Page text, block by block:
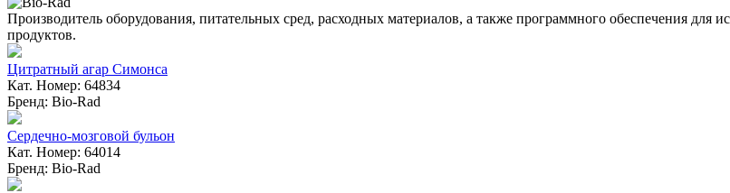
Производитель оборудования, питательных сред, расходных материалов, а также программного обеспечения
продуктов.
Цитратный агар Симонса
Кат. Номер: 64834
Бренд: Bio-Rad
Сердечно-мозговой бульон
Кат. Номер: 64014
Бренд: Bio-Rad